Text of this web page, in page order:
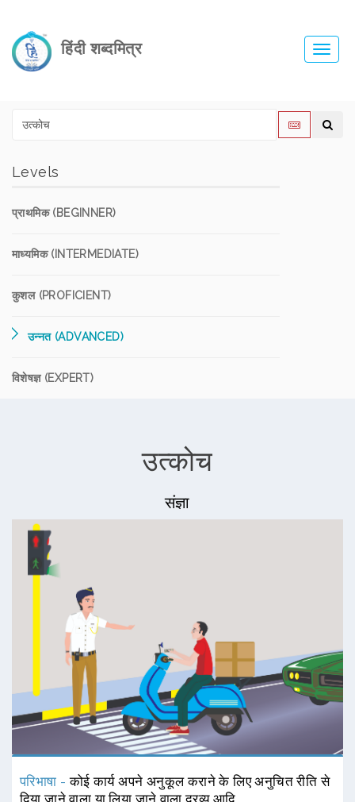
हिंदी शब्दमित्र
Levels
प्राथमिक (BEGINNER)
माध्यमिक (INTERMEDIATE)
कुशल (PROFICIENT)
उन्नत (ADVANCED)
विशेषज्ञ (EXPERT)
उत्कोच
संज्ञा
परिभाषा -कोई कार्य अपने अनुकूल कराने के लिए अनुचित रीति से
दिया जाने वाला या लिया जाने वाला द्रव्य आदि